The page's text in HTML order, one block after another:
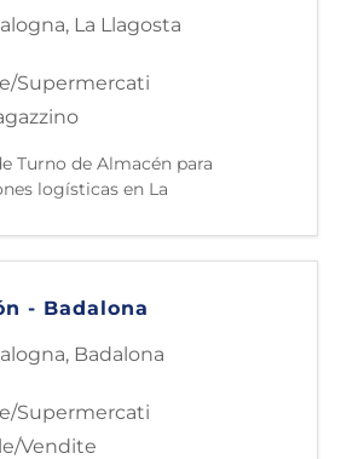
ent
, La Llagosta
Supermercati
Turno de Almacén para
logísticas en La
reportará
de Almacén.
del proveedor
y monitorear la
del turno para
subcontratada
los proce
- Badalona
, Badalona
Supermercati
Vendite